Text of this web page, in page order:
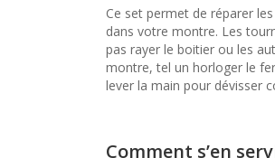
Ce set permet de réparer
dans votre montre. Les
pas rayer le boitier ou les
montre, tel un horloger le
lever la main pour dévisser
Comment s’en